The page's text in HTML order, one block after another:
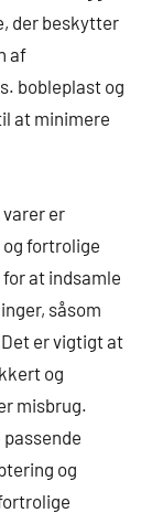
der beskytter
af
bobleplast og
at minimere
er
fortrolige
at indsamle
såsom
er vigtigt at
og
misbrug.
og